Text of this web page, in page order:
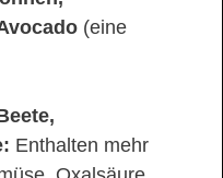
(eine
Enthalten mehr